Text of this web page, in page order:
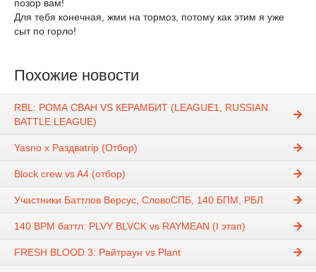
позор вам!
Для тебя конечная, жми на тормоз, потому как этим я уже
сыт по горло!
Похожие новости
RBL: РОМА СВАН VS КЕРАМБИТ (LEAGUE1, RUSSIAN
BATTLE LEAGUE)
Yasno x Раздваtrip (Отбор)
Block crew vs A4 (отбор)
Участники Баттлов Версус, СловоСПБ, 140 БПМ, РБЛ
140 BPM баттл: PLVY BLVCK vs RAYMEAN (I этап)
FRESH BLOOD 3: Райтраун vs Plant